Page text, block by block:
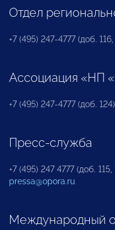
Отдел
+7 (495) 247-4777 (доб. 116,
Ассоциация «НП
+7 (495) 247-4777 (доб. 124)
Пресс-служба
+7 (495) 247 4777 (доб. 115,
pressa@opora.ru
Международный